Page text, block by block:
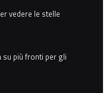
vedere le stelle
su più fronti per gli